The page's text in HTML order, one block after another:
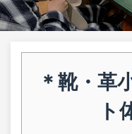
＊靴・革
ト